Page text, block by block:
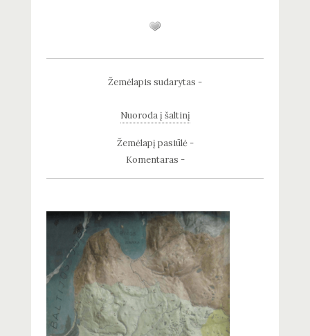
Žemėlapis sudarytas -
Nuoroda į šaltinį
Žemėlapį pasiūlė -
Komentaras -